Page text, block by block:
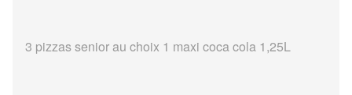
3 pizzas senior au choix 1 maxi coca cola 1,25L